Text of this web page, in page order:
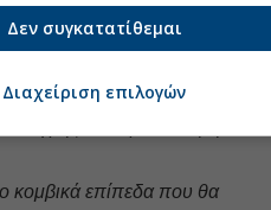
προσαρμογές free
ακόμη το ελάχιστο όριο
και το τι θα συμβεί με τον
κομβικά επίπεδα που θα
Δεν συγκατατίθεμαι
Διαχείριση επιλογών